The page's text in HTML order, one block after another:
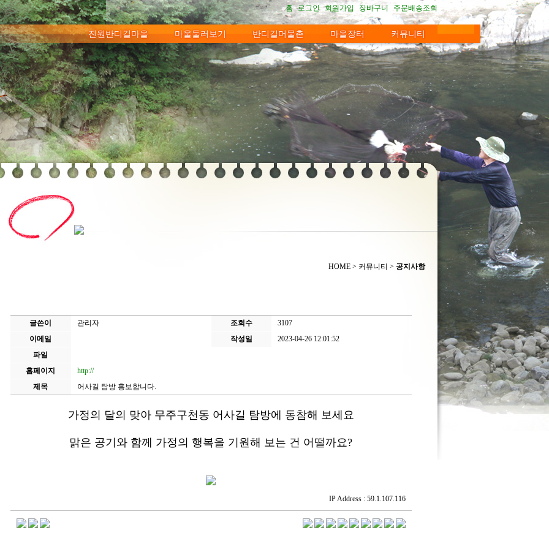
메뉴 건너뛰기 홈 로그인 회원가입 장바구니 주문배송조회
진원반디길마을
마을소개 인사말 포토이야기 찾아오시는길
마울둘러보기
찜질 푸른꿈고등학교 진원반디길 진원둘레길 무주만나농촌복지센터
반디길머물촌
도재방 머구재방 진원방 여우내방
마을장터
마을상품 북어된장 찹쌀고추장 전통발효국간장 전통발효생간장 청국장 메주
커뮤니티
공감게시판 공지사항 갤러리 자유게시판
HOME > 커뮤니티 > 공지사항
글쓴이 관리자 조회수
3107
이메일
작성일
2023-04-26 12:01:52
파일
홈페이지
http://
제목
어사길 탐방 홍보합니다.
가정의 달의 맞아 무주구천동 어사길 탐방에 동참해 보세요
맑은 공기와 함께 가정의 행복을 기원해 보는 건 어떨까요?
IP Address : 59.1.107.116